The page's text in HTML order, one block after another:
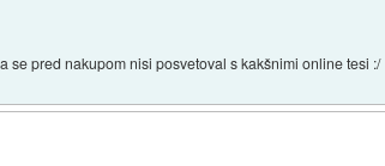
se pred nakupom nisi posvetoval s kakšnimi online tesi :/